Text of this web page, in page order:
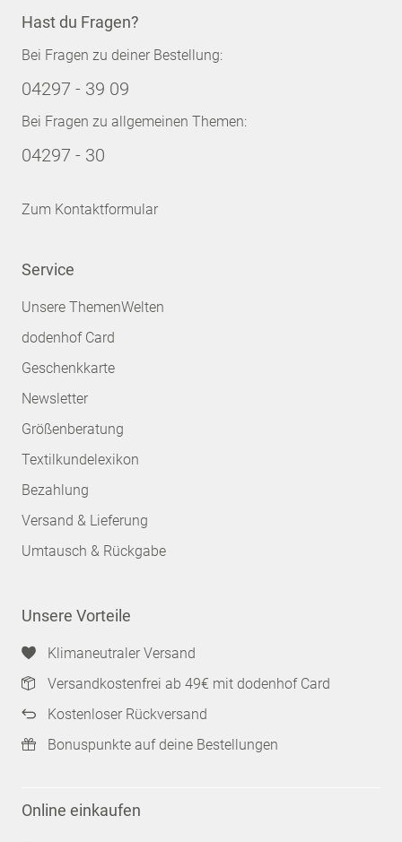
Hast du Fragen?
Bei Fragen zu deiner Bestellung:
04297 - 39 09
Bei Fragen zu allgemeinen Themen:
04297 - 30
Zum Kontaktformular
Service
Unsere ThemenWelten
dodenhof Card
Geschenkkarte
Newsletter
Größenberatung
Textilkundelexikon
Bezahlung
Versand & Lieferung
Umtausch & Rückgabe
Unsere Vorteile
Klimaneutraler Versand
Versandkostenfrei ab 49€ mit dodenhof Card
Kostenloser Rückversand
Bonuspunkte auf deine Bestellungen
Online einkaufen